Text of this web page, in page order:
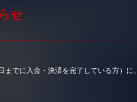
せ
でに入金・決済を完了している方）に、